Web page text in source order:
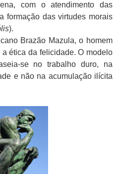
com o atendimento das
formação das virtudes morais
).
Brazão Mazula, o homem
ética da felicidade. O modelo
se no trabalho duro, na
e não na acumulação ilícita